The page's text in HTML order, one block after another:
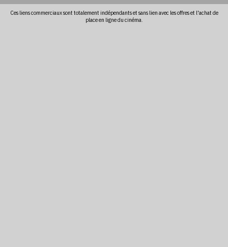
Ces liens commerciaux sont totalement indépendants et sans lien avec les offres et l'achat de
place en ligne du cinéma.